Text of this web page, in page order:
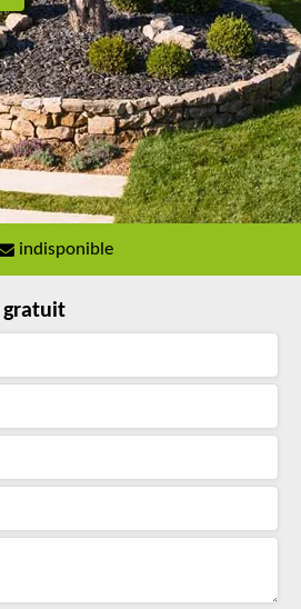
indisponible
gratuit